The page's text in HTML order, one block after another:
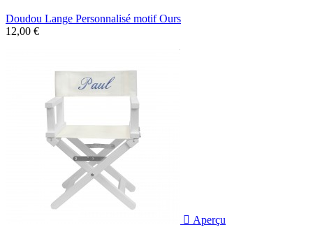
Doudou Lange Personnalisé motif Ours
12,00 €
 Aperçu